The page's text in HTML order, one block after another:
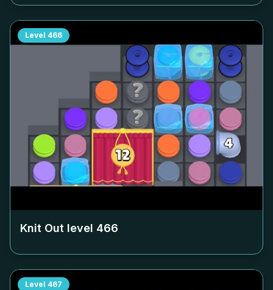
Level 466
Knit Out level 466
Level 467